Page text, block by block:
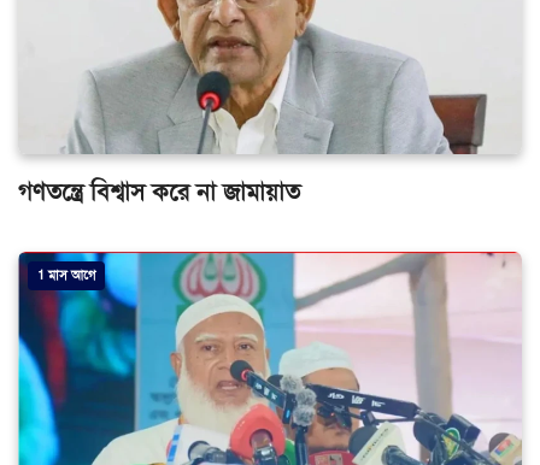
গণতন্ত্রে বিশ্বাস করে না জামায়াত
1 মাস আগে